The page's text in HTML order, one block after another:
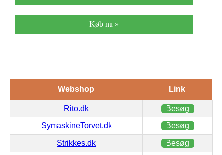
Køb nu »
Webshop Link
Rito.dk Besøg
SymaskineTorvet.dk Besøg
Strikkes.dk Besøg